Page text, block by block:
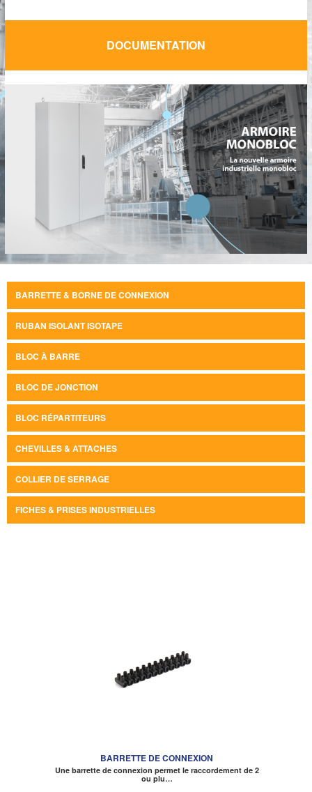
DOCUMENTATION
BARRETTE & BORNE DE CONNEXION
RUBAN ISOLANT ISOTAPE
BLOC À BARRE
BLOC DE JONCTION
BLOC RÉPARTITEURS
CHEVILLES & ATTACHES
COLLIER DE SERRAGE
FICHES & PRISES INDUSTRIELLES
BARRETTE DE CONNEXION
Une barrette de connexion permet le raccordement de 2
ou plu…